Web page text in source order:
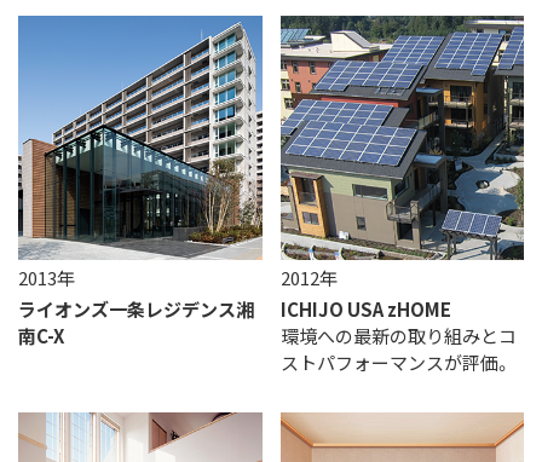
2013年
ライオンズ一条レジデンス湘
南C-X
2012年
ICHIJO USA zHOME
環境への最新の取り組みとコ
ストパフォーマンスが評価。